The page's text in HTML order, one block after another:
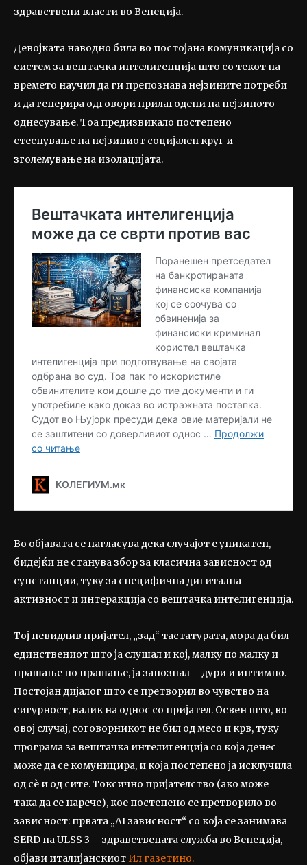
здравствени власти во Венеција.
Девојката наводно била во постојана комуникација со
систем за вештачка интелигенција што со текот на
времето научил да ги препознава нејзините потреби
и да генерира одговори прилагодени на нејзиното
однесување. Тоа предизвикало постепено
стеснување на нејзиниот социјален круг и
зголемување на изолацијата.
Во објавата се нагласува дека случајот е уникатен,
бидејќи не станува збор за класична зависност од
супстанции, туку за специфична дигитална
активност и интеракција со вештачка интелигенција.
Тој невидлив пријател, „зад“ тастатурата, мора да бил
единствениот што ја слушал и кој, малку по малку и
прашање по прашање, ја запознал – дури и интимно.
Постојан дијалог што се претворил во чувство на
сигурност, налик на однос со пријател. Освен што, во
овој случај, соговорникот не бил од месо и крв, туку
програма за вештачка интелигенција со која денес
може да се комуницира, и која постепено ја исклучила
од сè и од сите. Токсично пријателство (ако може
така да се нарече), кое постепено се претворило во
зависност: првата „AI зависност“ со која се занимава
SERD на ULSS 3 – здравствената служба во Венеција,
објави италијанскиот Ил газетино.